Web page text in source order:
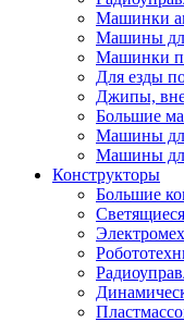
Машинки
Машины
Машинки
Для езды
Джипы,
Большие
Машины
Машины
Конструкторы
Большие
Светящиеся